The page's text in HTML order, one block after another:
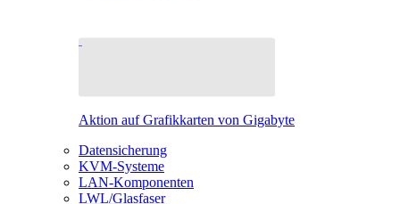
Aktion auf Grafikkarten von Gigabyte
Datensicherung
KVM-Systeme
LAN-Komponenten
LWL/Glasfaser